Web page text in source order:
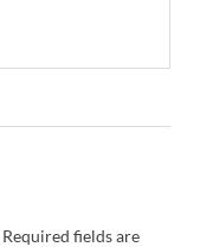
Required fields are